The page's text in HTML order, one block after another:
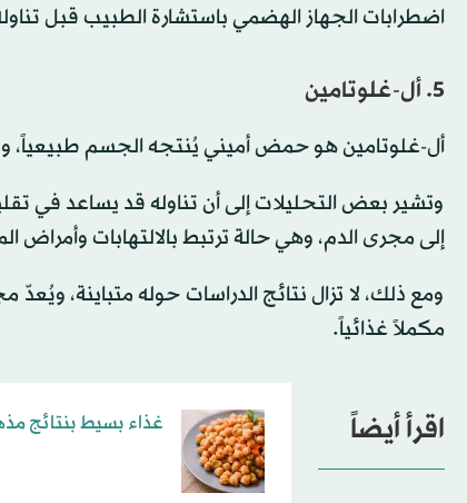
اضطرابات الجهاز الهضمي باستشارة الطبيب قبل
5. أل-غلوتامين
أل-غلوتامين هو حمض أميني يُنتجه الجسم طبيعياً،
وتشير بعض التحليلات إلى أن تناوله قد يساعد في
إلى مجرى الدم، وهي حالة ترتبط بالالتهابات وأمراض
ومع ذلك، لا تزال نتائج الدراسات حوله متباينة،
مكملاً غذائياً.
اقرأ أيضاً غذاء بسيط بنتائج مذهلة... 5 أسباب تجعل الحمص